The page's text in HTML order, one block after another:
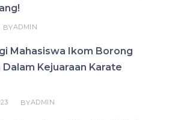
BYADMIN
Mahasiswa Ikom Borong
Dalam Kejuaraan Karate
BYADMIN